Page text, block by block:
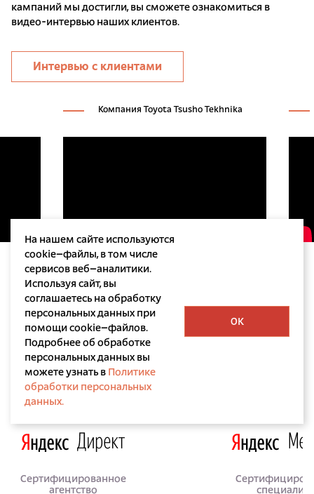
кампаний мы достигли, вы сможете ознакомиться в
видео-интервью наших клиентов.
Интервью с клиентами
Компания Toyota Tsusho Tekhnika
Лицензии и сертификаты
Сертифицированное
агентство
На нашем сайте используются
cookie–файлы, в том числе
сервисов веб–аналитики.
Используя сайт, вы
соглашаетесь на обработку
персональных данных при
помощи cookie–файлов.
Подробнее об обработке
персональных данных вы
можете узнать в Политике
обработки персональных
данных.
OK